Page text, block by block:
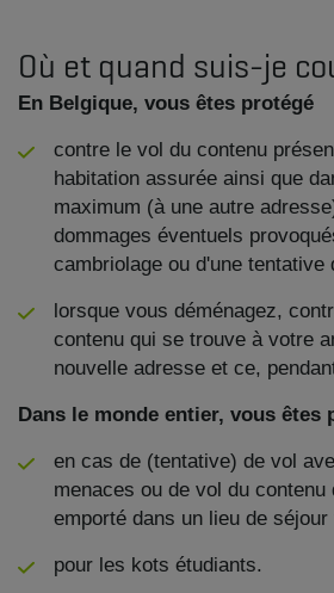
Où et quand suis-je
En Belgique, vous êtes protégé
contre le vol du contenu
habitation assurée ainsi que
maximum (à une autre
dommages éventuels
cambriolage ou d'une tentative
lorsque vous déménagez,
contenu qui se trouve à votre
nouvelle adresse et ce,
Dans le monde entier, vous êtes
en cas de (tentative) de vol
menaces ou de vol du contenu
emporté dans un lieu de séjour
pour les kots étudiants.